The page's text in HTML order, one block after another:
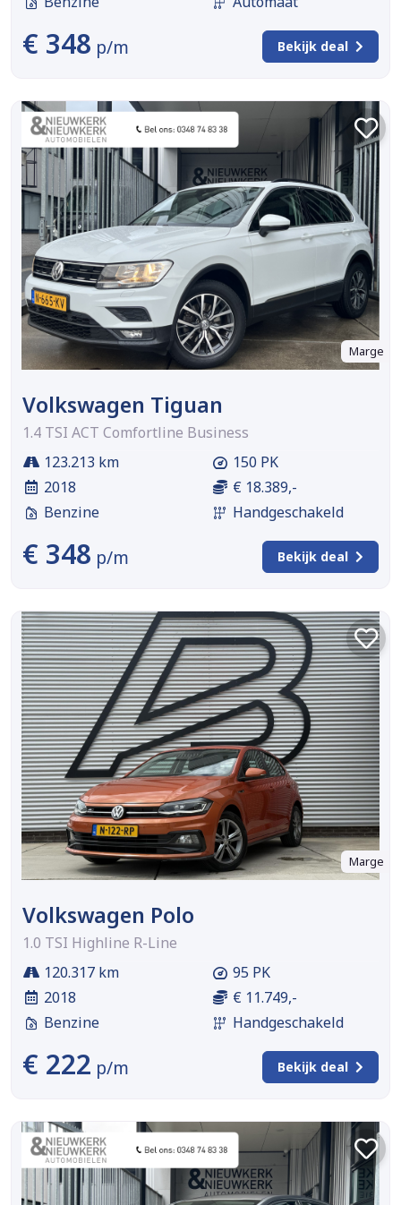
€ 348 p/m Bekijk deal
Marge
Volkswagen Tiguan
1.4 TSI ACT Comfortline Business
123.213 km
2018
Benzine
150 PK
€ 18.389,-
Handgeschakeld
€ 348 p/m Bekijk deal
Marge
Volkswagen Polo
1.0 TSI Highline R-Line
120.317 km
2018
Benzine
95 PK
€ 11.749,-
Handgeschakeld
€ 222 p/m Bekijk deal